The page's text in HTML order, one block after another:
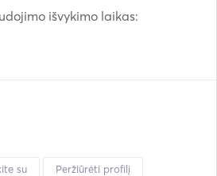
išvykimo laikas:
su Peržiūrėti profilį